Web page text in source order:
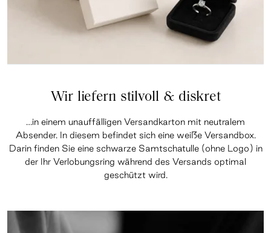
Wir liefern stilvoll & diskret
…in einem unauffälligen Versandkarton mit neutralem
Absender. In diesem befindet sich eine weiße Versandbox.
Darin finden Sie eine schwarze Samtschatulle (ohne Logo) in
der Ihr Verlobungsring während des Versands optimal
geschützt wird.